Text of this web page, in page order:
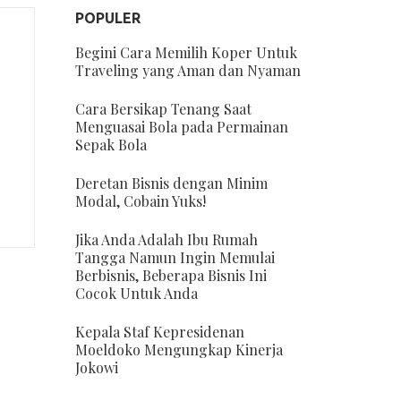
POPULER
Begini Cara Memilih Koper Untuk
Traveling yang Aman dan Nyaman
Cara Bersikap Tenang Saat
Menguasai Bola pada Permainan
Sepak Bola
Deretan Bisnis dengan Minim
Modal, Cobain Yuks!
Jika Anda Adalah Ibu Rumah
Tangga Namun Ingin Memulai
Berbisnis, Beberapa Bisnis Ini
Cocok Untuk Anda
Kepala Staf Kepresidenan
Moeldoko Mengungkap Kinerja
Jokowi